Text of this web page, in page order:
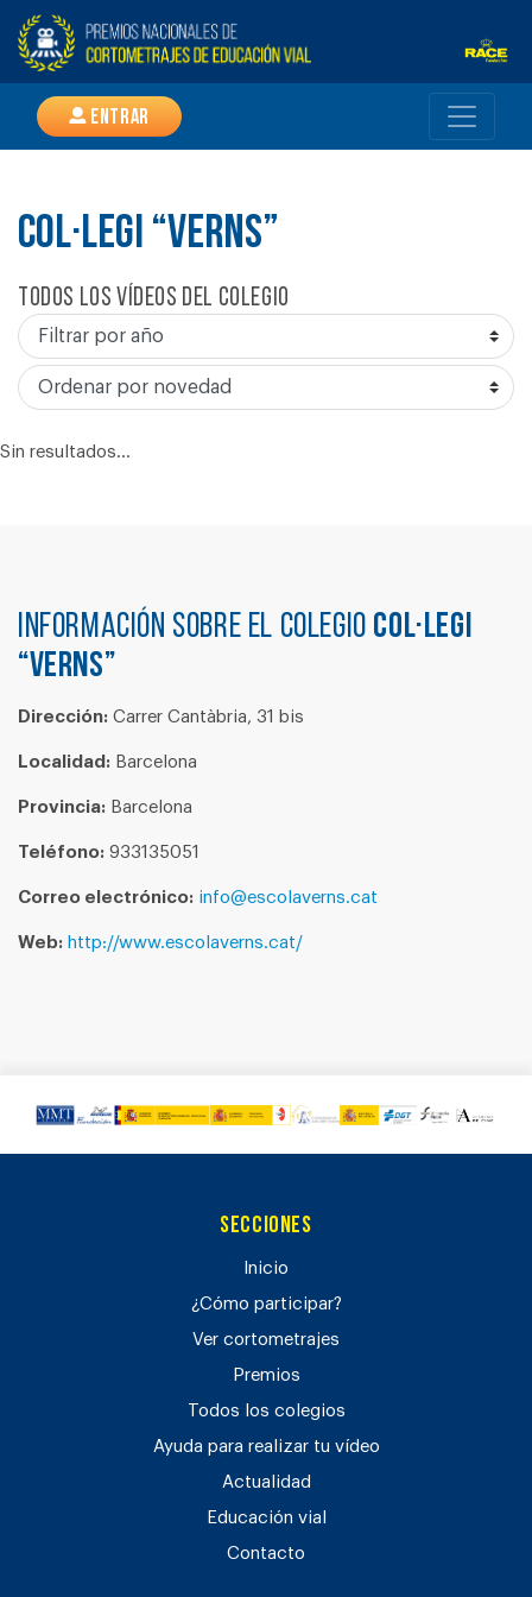
Entrar
COL·LEGI “VERNS”
Todos los vídeos del colegio
Sin resultados...
Información sobre el colegio COL·LEGI
“VERNS”
Dirección: Carrer Cantàbria, 31 bis
Localidad: Barcelona
Provincia: Barcelona
Teléfono: 933135051
Correo electrónico: info@escolaverns.cat
Web: http://www.escolaverns.cat/
Secciones
Inicio
¿Cómo participar?
Ver cortometrajes
Premios
Todos los colegios
Ayuda para realizar tu vídeo
Actualidad
Educación vial
Contacto